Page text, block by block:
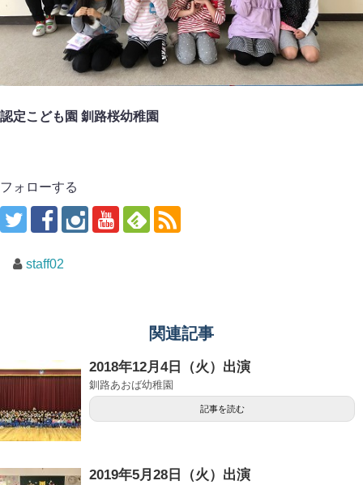
認定こども園 釧路桜幼稚園
フォローする
staff02
関連記事
2018年12月4日（火）出演
釧路あおば幼稚園
記事を読む
2019年5月28日（火）出演